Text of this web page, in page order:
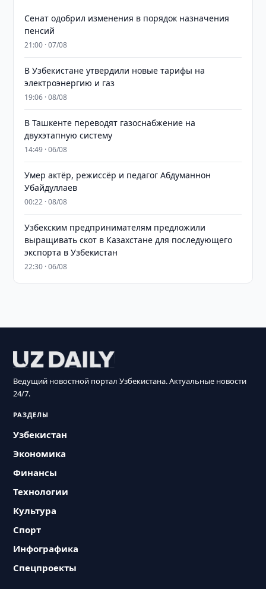
Сенат одобрил изменения в порядок назначения
пенсий
21:00 · 07/08
В Узбекистане утвердили новые тарифы на
электроэнергию и газ
19:06 · 08/08
В Ташкенте переводят газоснабжение на
двухэтапную систему
14:49 · 06/08
Умер актёр, режиссёр и педагог Абдуманнон
Убайдуллаев
00:22 · 08/08
Узбекским предпринимателям предложили
выращивать скот в Казахстане для последующего
экспорта в Узбекистан
22:30 · 06/08
Ведущий новостной портал Узбекистана. Актуальные новости
24/7.
РАЗДЕЛЫ
Узбекистан
Экономика
Финансы
Технологии
Культура
Спорт
Инфографика
Спецпроекты